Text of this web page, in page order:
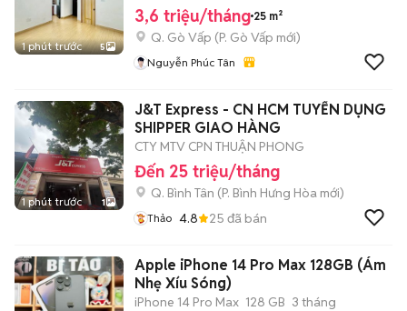
1 phút trước 5
3,6 triệu/tháng 25 m²
Q. Gò Vấp (P. Gò Vấp mới)
Nguyễn Phúc Tân
1 phút trước 1
J&T Express - CN HCM TUYỂN DỤNG
SHIPPER GIAO HÀNG
CTY MTV CPN THUẬN PHONG
Đến 25 triệu/tháng
Q. Bình Tân (P. Bình Hưng Hòa mới)
Thảo 4.8 25 đã bán
Apple iPhone 14 Pro Max 128GB (Ám
Nhẹ Xíu Sóng)
iPhone 14 Pro Max 128 GB 3 tháng